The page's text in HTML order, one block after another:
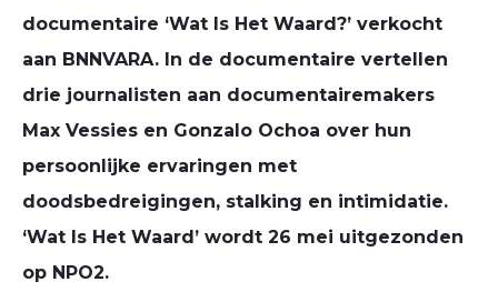
documentaire ‘Wat Is Het Waard?’ verkocht
aan BNNVARA. In de documentaire vertellen
drie journalisten aan documentairemakers
Max Vessies en Gonzalo Ochoa over hun
persoonlijke ervaringen met
doodsbedreigingen, stalking en intimidatie.
‘Wat Is Het Waard’ wordt 26 mei uitgezonden
op NPO2.